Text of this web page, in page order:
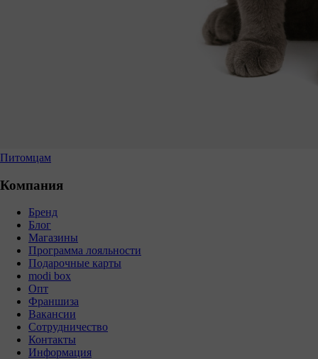
Питомцам
Компания
Бренд
Блог
Магазины
Программа лояльности
Подарочные карты
modi box
Опт
Франшиза
Вакансии
Сотрудничество
Контакты
Информация